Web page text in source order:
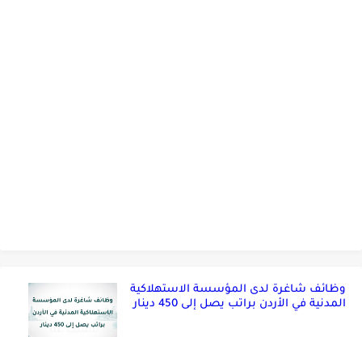
وظائف شاغرة لدى المؤسسة الاستهلاكية
المدنية في الأردن براتب يصل إلى 450 دينار